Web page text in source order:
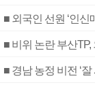
■ 외국인 선원 ‘인
■ 비위 논란 부산TP,
■ 경남 농정 비전 ‘